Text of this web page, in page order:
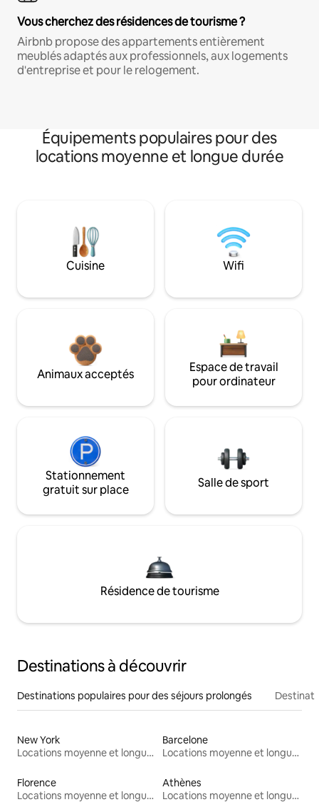
Vous cherchez des résidences de tourisme ?
Airbnb propose des appartements entièrement
meublés adaptés aux professionnels, aux logements
d'entreprise et pour le relogement.
Équipements populaires pour des
locations moyenne et longue durée
Cuisine Wifi
Animaux acceptés
Espace de travail
pour ordinateur
Stationnement
gratuit sur place
Salle de sport
Résidence de tourisme
Destinations à découvrir
Destinations populaires pour des séjours prolongés
New York
Locations moyenne et longue durée
Barcelone
Locations moyenne et longue durée
Florence
Locations moyenne et longue durée
Athènes
Locations moyenne et longue durée